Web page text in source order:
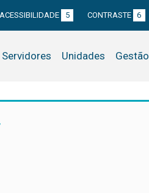
ACESSIBILIDADE 5 CONTRASTE 6
Servidores Unidades Gestão